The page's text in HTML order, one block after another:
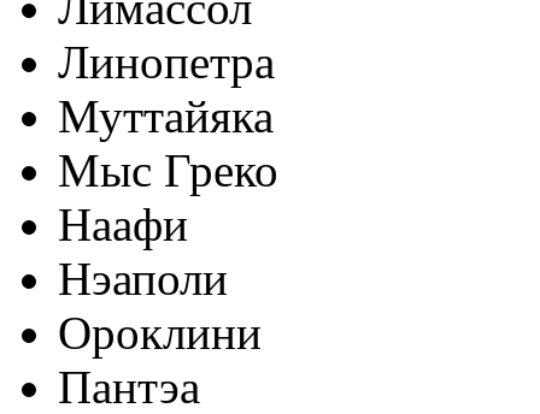
Линопетра
Муттайяка
Мыс Греко
Наафи
Нэаполи
Ороклини
Пантэа